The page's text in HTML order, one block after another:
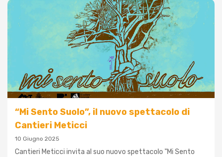
“Mi Sento Suolo”, il nuovo spettacolo di
Cantieri Meticci
10 Giugno 2025
Cantieri Meticci invita al suo nuovo spettacolo "Mi Sento